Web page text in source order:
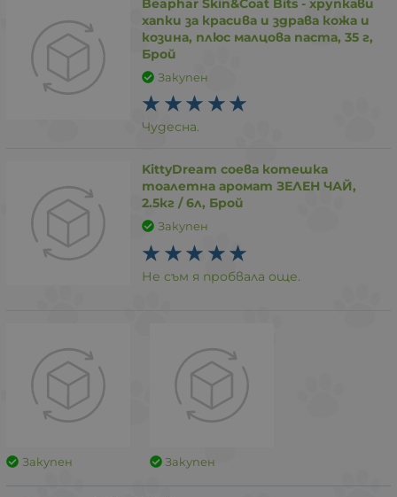
хапки за красива и здрава кожа и
козина, плюс малцова паста, 35 г,
Брой
Закупен
Чудесна.
KittyDream соева котешка
тоалетна аромат ЗЕЛЕН ЧАЙ,
2.5кг / 6л, Брой
Закупен
Не съм я пробвала още.
Закупен Закупен